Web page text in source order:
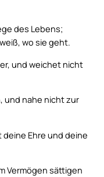
des Lebens;
wo sie geht.
und weichet nicht
und nahe nicht zur
Ehre und deine
Vermögen sättigen